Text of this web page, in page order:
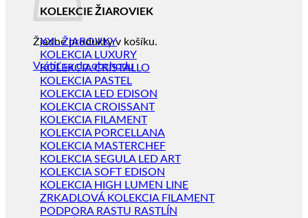
Žiadne produkty v košíku.
Vrátiť sa do obchodu
KOLEKCIE ŽIAROVIEK
XXL ŽIAROVKY
KOLEKCIA LUXURY
KOLEKCIA CRISTALLO
KOLEKCIA PASTEL
KOLEKCIA LED EDISON
KOLEKCIA CROISSANT
KOLEKCIA FILAMENT
KOLEKCIA PORCELLANA
KOLEKCIA MASTERCHEF
KOLEKCIA SEGULA LED ART
KOLEKCIA SOFT EDISON
KOLEKCIA HIGH LUMEN LINE
ZRKADLOVÁ KOLEKCIA FILAMENT
PODPORA RASTU RASTLÍN